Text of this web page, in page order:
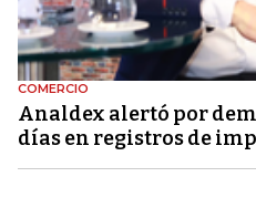
COMERCIO
Analdex alertó por
días en registros de